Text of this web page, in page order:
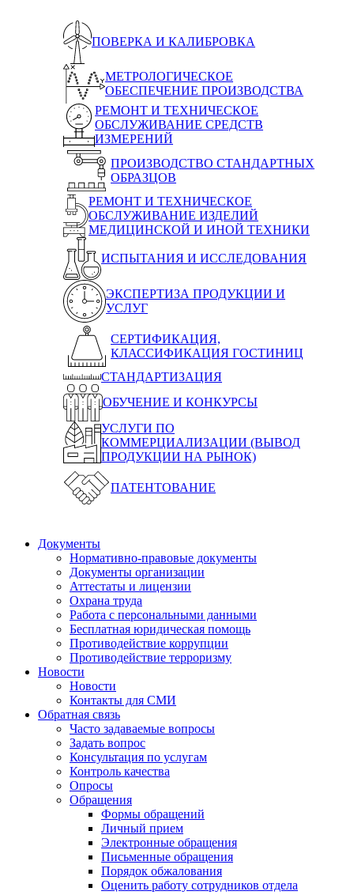
ПОВЕРКА И КАЛИБРОВКА
МЕТРОЛОГИЧЕСКОЕ
ОБЕСПЕЧЕНИЕ ПРОИЗВОДСТВА
РЕМОНТ И ТЕХНИЧЕСКОЕ
ОБСЛУЖИВАНИЕ СРЕДСТВ
ИЗМЕРЕНИЙ
ПРОИЗВОДСТВО СТАНДАРТНЫХ
ОБРАЗЦОВ
РЕМОНТ И ТЕХНИЧЕСКОЕ
ОБСЛУЖИВАНИЕ ИЗДЕЛИЙ
МЕДИЦИНСКОЙ И ИНОЙ ТЕХНИКИ
ИСПЫТАНИЯ И ИССЛЕДОВАНИЯ
ЭКСПЕРТИЗА ПРОДУКЦИИ И
УСЛУГ
СЕРТИФИКАЦИЯ,
КЛАССИФИКАЦИЯ ГОСТИНИЦ
СТАНДАРТИЗАЦИЯ
ОБУЧЕНИЕ И КОНКУРСЫ
УСЛУГИ ПО
КОММЕРЦИАЛИЗАЦИИ (ВЫВОД
ПРОДУКЦИИ НА РЫНОК)
ПАТЕНТОВАНИЕ
Документы
Нормативно-правовые документы
Документы организации
Аттестаты и лицензии
Охрана труда
Работа с персональными данными
Бесплатная юридическая помощь
Противодействие коррупции
Противодействие терроризму
Новости
Новости
Контакты для СМИ
Обратная связь
Часто задаваемые вопросы
Задать вопрос
Консультация по услугам
Контроль качества
Опросы
Обращения
Формы обращений
Личный прием
Электронные обращения
Письменные обращения
Порядок обжалования
Оценить работу сотрудников отдела